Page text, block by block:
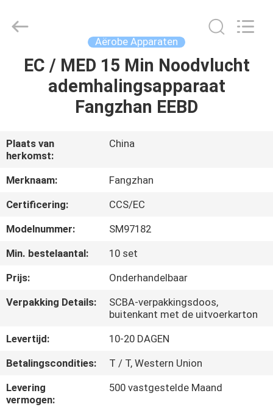
HUIS
PRODUCTEN
VIDEOS
ONGEVEER
ONS
KWALITEITSCONTROLE
NEWS
SITEMAP
Co.,Ltd..
Aërobe Apparaten
EC / MED 15 Min Noodvlucht
ademhalingsapparaat
Fangzhan EEBD
Plaats van
herkomst:
China
Merknaam:
Fangzhan
Certificering:
CCS/EC
Modelnummer:
SM97182
Min. bestelaantal:
10 set
Prijs:
Onderhandelbaar
Verpakking Details:
SCBA-verpakkingsdoos,
buitenkant met de uitvoerkarton
Levertijd:
10-20 DAGEN
Betalingscondities:
T / T, Western Union
Levering
vermogen:
500 vastgestelde Maand